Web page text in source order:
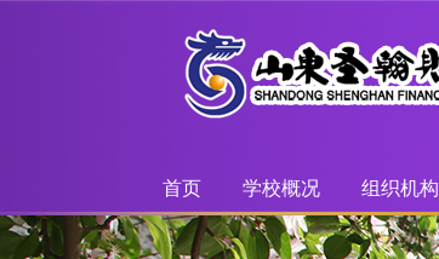
首页 学校概况 组织机构